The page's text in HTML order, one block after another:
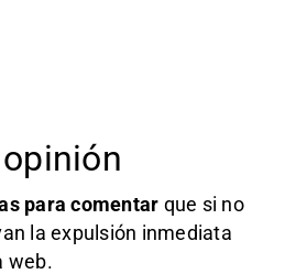
para comentar que si no
la expulsión inmediata
web.